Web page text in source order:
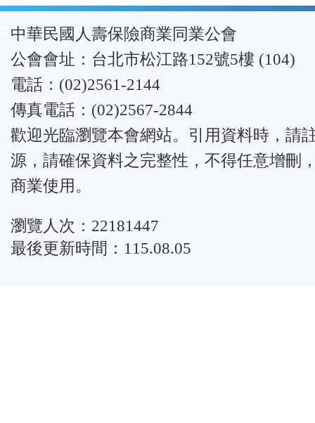
:::中華民國人壽保險商業同業公會
公會會址：台北市松江路152號5樓 (104)
電話：(02)2561-2144
傳真電話：(02)2567-2844
歡迎光臨瀏覽本會網站。引用資料時，請
源，請確保資料之完整性，不得任意增刪
商業使用。
瀏覽人次：22181447
最後更新時間：115.08.05